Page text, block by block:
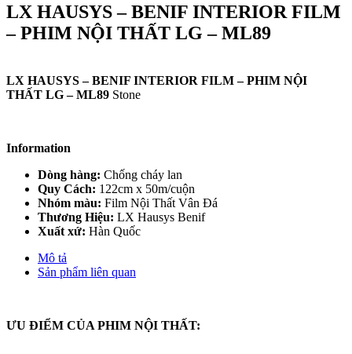
LX HAUSYS – BENIF INTERIOR FILM
– PHIM NỘI THẤT LG – ML89
LX HAUSYS – BENIF INTERIOR FILM – PHIM NỘI
THẤT LG – ML89 Stone
Information
Dòng hàng: Chống cháy lan
Quy Cách: 122cm x 50m/cuộn
Nhóm màu: Film Nội Thất Vân Đá
Thương Hiệu: LX Hausys Benif
Xuất xứ: Hàn Quốc
Mô tả
Sản phẩm liên quan
ƯU ĐIỂM CỦA PHIM NỘI THẤT: